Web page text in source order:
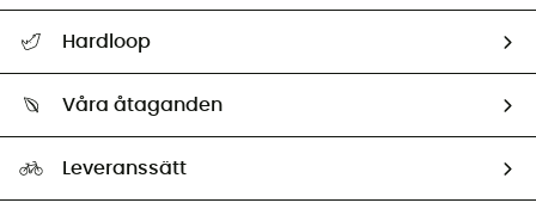
Retur & återbetalning
Hardloop
Ambassadörer
Våra åtaganden
Leveranssätt